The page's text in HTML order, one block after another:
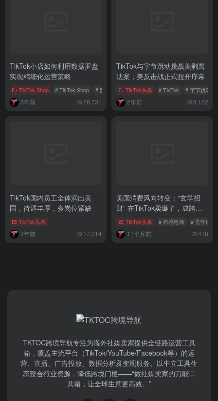
TikTok小店如何利用数据罗盘
实现精细化运营策略
TikTok Shop # TikTok Shop # 数据罗盘 # TikTok Shop运营
3年前 26,731
TikTok与字节跳动挑战美剥离
法案，美反击战正式拉开序幕
TikTok头条 # TikTok # 字节跳动
2年前 8,122
TikTok国内员工全体润出美
国，待遇丰厚，多岗位紧缺
TikTok头条
3年前 17,014
美国消费风向转变：“玄学招
财” 在TikTok卖爆了，成跨境
电商新宠
TikTok头条 # 跨境电商 # 玄学出海
11个月前 418
TKTOC跨境导航​专注为海外社媒卖家提供全链路运营工具
箱，覆盖主流平台（TikTok/YouTube/Facebook等）​的运
营、直播、广告投放、数据分析及变现服务。以中立工具生
态整合行业资源，降低跨境门槛——“做社媒卖家的万能工
具箱，让全球生意更高效。”